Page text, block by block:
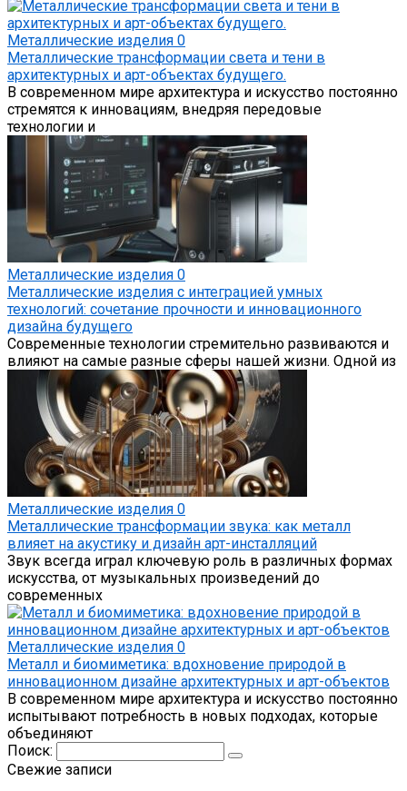
Металлические изделия 0
Металлические трансформации света и тени в
архитектурных и арт-объектах будущего.
В современном мире архитектура и искусство постоянно
стремятся к инновациям, внедряя передовые
технологии и
Металлические изделия 0
Металлические изделия с интеграцией умных
технологий: сочетание прочности и инновационного
дизайна будущего
Современные технологии стремительно развиваются и
влияют на самые разные сферы нашей жизни. Одной из
Металлические изделия 0
Металлические трансформации звука: как металл
влияет на акустику и дизайн арт-инсталляций
Звук всегда играл ключевую роль в различных формах
искусства, от музыкальных произведений до
современных
Металлические изделия 0
Металл и биомиметика: вдохновение природой в
инновационном дизайне архитектурных и арт-объектов
В современном мире архитектура и искусство постоянно
испытывают потребность в новых подходах, которые
объединяют
Поиск:
Свежие записи